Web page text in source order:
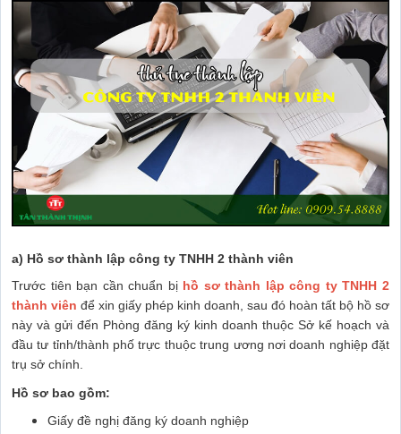
a) Hồ sơ thành lập công ty TNHH 2 thành viên
Trước tiên bạn cần chuẩn bị hồ sơ thành lập công ty TNHH 2
thành viên để xin giấy phép kinh doanh, sau đó hoàn tất bộ hồ sơ
này và gửi đến Phòng đăng ký kinh doanh thuộc Sở kế hoạch và
đầu tư tỉnh/thành phố trực thuộc trung ương nơi doanh nghiệp đặt
trụ sở chính.
Hồ sơ bao gồm:
Giấy đề nghị đăng ký doanh nghiệp